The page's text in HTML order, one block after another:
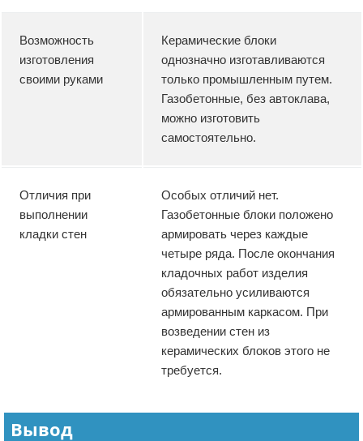
Возможность
изготовления
своими руками
Керамические блоки
однозначно изготавливаются
только промышленным путем.
Газобетонные, без автоклава,
можно изготовить
самостоятельно.
Отличия при
выполнении
кладки стен
Особых отличий нет.
Газобетонные блоки положено
армировать через каждые
четыре ряда. После окончания
кладочных работ изделия
обязательно усиливаются
армированным каркасом. При
возведении стен из
керамических блоков этого не
требуется.
Вывод